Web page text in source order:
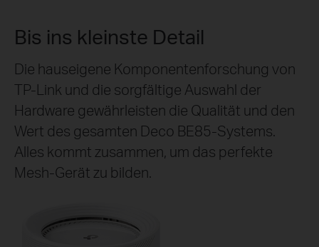
Bis ins kleinste Detail
Die hauseigene Komponentenforschung von
TP-Link und die sorgfältige Auswahl der
Hardware gewährleisten die Qualität und den
Wert des gesamten Deco BE85-Systems.
Alles kommt zusammen, um das perfekte
Mesh-Gerät zu bilden.